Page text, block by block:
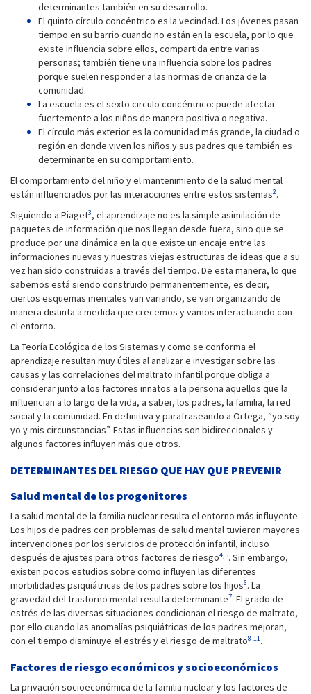
determinantes también en su desarrollo.
El quinto círculo concéntrico es la vecindad. Los jóvenes pasan
tiempo en su barrio cuando no están en la escuela, por lo que
existe influencia sobre ellos, compartida entre varias
personas; también tiene una influencia sobre los padres
porque suelen responder a las normas de crianza de la
comunidad.
La escuela es el sexto circulo concéntrico: puede afectar
fuertemente a los niños de manera positiva o negativa.
El círculo más exterior es la comunidad más grande, la ciudad o
región en donde viven los niños y sus padres que también es
determinante en su comportamiento.
El comportamiento del niño y el mantenimiento de la salud mental
están influenciados por las interacciones entre estos sistemas2.
Siguiendo a Piaget3, el aprendizaje no es la simple asimilación de
paquetes de información que nos llegan desde fuera, sino que se
produce por una dinámica en la que existe un encaje entre las
informaciones nuevas y nuestras viejas estructuras de ideas que a su
vez han sido construidas a través del tiempo. De esta manera, lo que
sabemos está siendo construido permanentemente, es decir,
ciertos esquemas mentales van variando, se van organizando de
manera distinta a medida que crecemos y vamos interactuando con
el entorno.
La Teoría Ecológica de los Sistemas y como se conforma el
aprendizaje resultan muy útiles al analizar e investigar sobre las
causas y las correlaciones del maltrato infantil porque obliga a
considerar junto a los factores innatos a la persona aquellos que la
influencian a lo largo de la vida, a saber, los padres, la familia, la red
social y la comunidad. En definitiva y parafraseando a Ortega, “yo soy
yo y mis circunstancias”. Estas influencias son bidireccionales y
algunos factores influyen más que otros.
DETERMINANTES DEL RIESGO QUE HAY QUE PREVENIR
Salud mental de los progenitores
La salud mental de la familia nuclear resulta el entorno más influyente.
Los hijos de padres con problemas de salud mental tuvieron mayores
intervenciones por los servicios de protección infantil, incluso
después de ajustes para otros factores de riesgo4,5. Sin embargo,
existen pocos estudios sobre como influyen las diferentes
morbilidades psiquiátricas de los padres sobre los hijos6. La
gravedad del trastorno mental resulta determinante7. El grado de
estrés de las diversas situaciones condicionan el riesgo de maltrato,
por ello cuando las anomalías psiquiátricas de los padres mejoran,
con el tiempo disminuye el estrés y el riesgo de maltrato8-11.
Factores de riesgo económicos y socioeconómicos
La privación socioeconómica de la familia nuclear y los factores de